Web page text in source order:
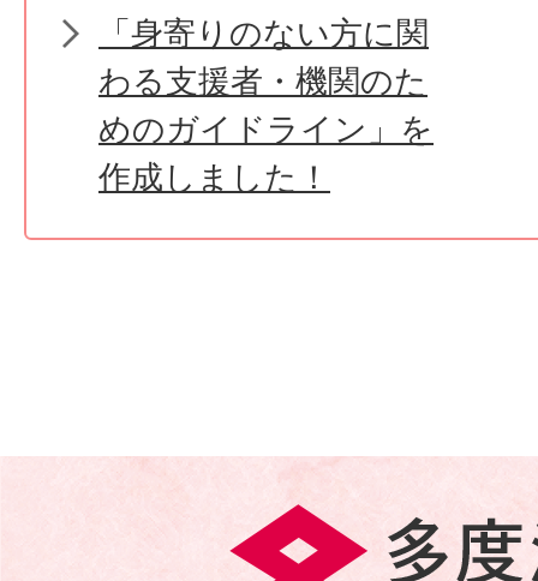
「身寄りのない方に関
わる支援者・機関のた
めのガイドライン」を
作成しました！
多